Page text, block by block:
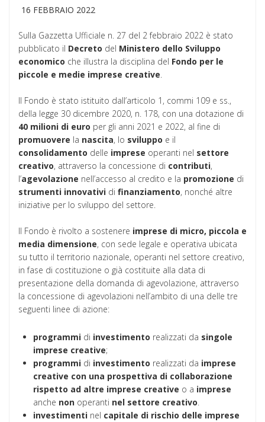
16 FEBBRAIO 2022
Sulla Gazzetta Ufficiale n. 27 del 2 febbraio 2022 è stato
pubblicato il Decreto del Ministero dello Sviluppo
economico che illustra la disciplina del Fondo per le
piccole e medie imprese creative.
Il Fondo è stato istituito dall’articolo 1, commi 109 e ss.,
della legge 30 dicembre 2020, n. 178, con una dotazione di
40 milioni di euro per gli anni 2021 e 2022, al fine di
promuovere la nascita, lo sviluppo e il
consolidamento delle imprese operanti nel settore
creativo, attraverso la concessione di contributi,
l’agevolazione nell’accesso al credito e la promozione di
strumenti innovativi di finanziamento, nonché altre
iniziative per lo sviluppo del settore.
Il Fondo è rivolto a sostenere imprese di micro, piccola e
media dimensione, con sede legale e operativa ubicata
su tutto il territorio nazionale, operanti nel settore creativo,
in fase di costituzione o già costituite alla data di
presentazione della domanda di agevolazione, attraverso
la concessione di agevolazioni nell’ambito di una delle tre
seguenti linee di azione:
programmi di investimento realizzati da singole
imprese creative;
programmi di investimento realizzati da imprese
creative con una prospettiva di collaborazione
rispetto ad altre imprese creative o a imprese
anche non operanti nel settore creativo.
investimenti nel capitale di rischio delle imprese